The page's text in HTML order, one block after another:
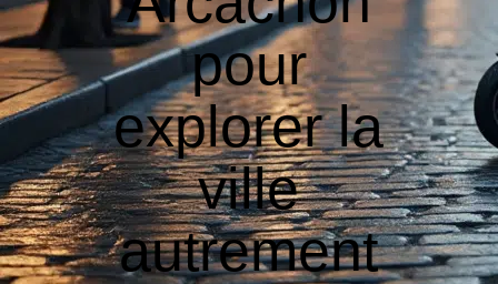
pour
explorer la
ville
autrement